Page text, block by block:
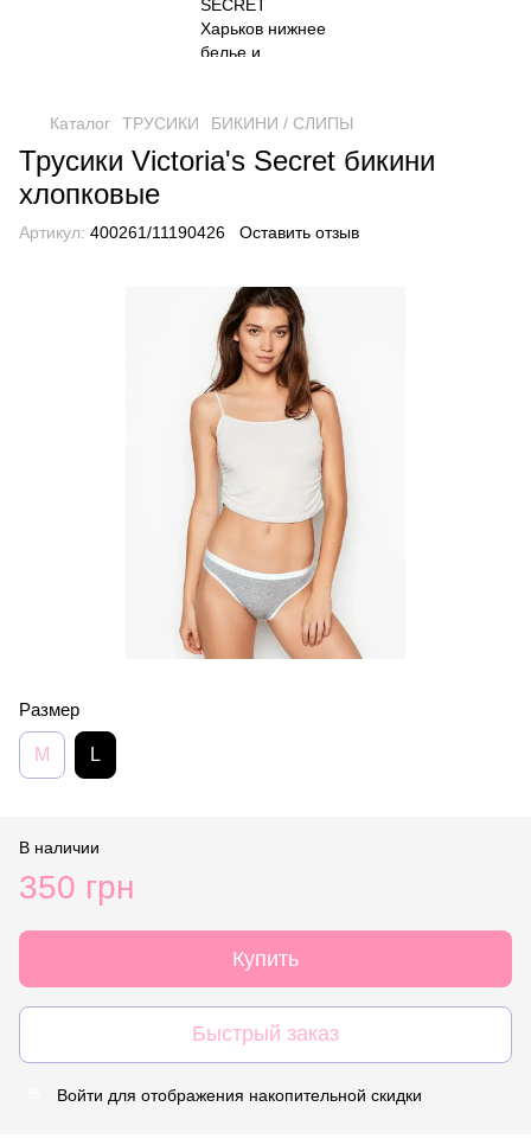
Каталог ТРУСИКИ БИКИНИ / СЛИПЫ
Трусики Victoria's Secret бикини
хлопковые
Артикул: 400261/11190426 Оставить отзыв
Размер
M L
В наличии
350 грн
Купить
Быстрый заказ
Войти для отображения накопительной скидки